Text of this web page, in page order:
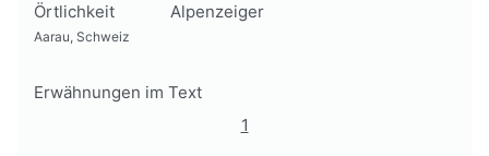
Örtlichkeit Alpenzeiger
Aarau, Schweiz
Erwähnungen im Text
1